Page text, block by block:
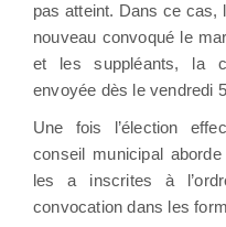
pas atteint. Dans ce cas,
nouveau convoqué le
et les suppléants, la
envoyée dès le vendredi
Une fois l’élection
conseil municipal
les a inscrites à
convocation dans les